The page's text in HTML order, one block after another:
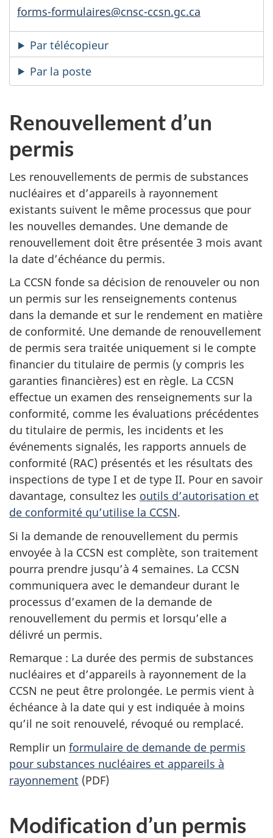
forms-formulaires@cnsc-ccsn.gc.ca
Par télécopieur
Par la poste
Renouvellement d’un
permis
Les renouvellements de permis de substances
nucléaires et d’appareils à rayonnement
existants suivent le même processus que pour
les nouvelles demandes. Une demande de
renouvellement doit être présentée 3 mois avant
la date d’échéance du permis.
La CCSN fonde sa décision de renouveler ou non
un permis sur les renseignements contenus
dans la demande et sur le rendement en matière
de conformité. Une demande de renouvellement
de permis sera traitée uniquement si le compte
financier du titulaire de permis (y compris les
garanties financières) est en règle. La CCSN
effectue un examen des renseignements sur la
conformité, comme les évaluations précédentes
du titulaire de permis, les incidents et les
événements signalés, les rapports annuels de
conformité (RAC) présentés et les résultats des
inspections de type I et de type II. Pour en savoir
davantage, consultez les outils d’autorisation et
de conformité qu’utilise la CCSN.
Si la demande de renouvellement du permis
envoyée à la CCSN est complète, son traitement
pourra prendre jusqu’à 4 semaines. La CCSN
communiquera avec le demandeur durant le
processus d’examen de la demande de
renouvellement du permis et lorsqu’elle a
délivré un permis.
Remarque : La durée des permis de substances
nucléaires et d’appareils à rayonnement de la
CCSN ne peut être prolongée. Le permis vient à
échéance à la date qui y est indiquée à moins
qu’il ne soit renouvelé, révoqué ou remplacé.
Remplir un formulaire de demande de permis
pour substances nucléaires et appareils à
rayonnement (PDF)
Modification d’un permis